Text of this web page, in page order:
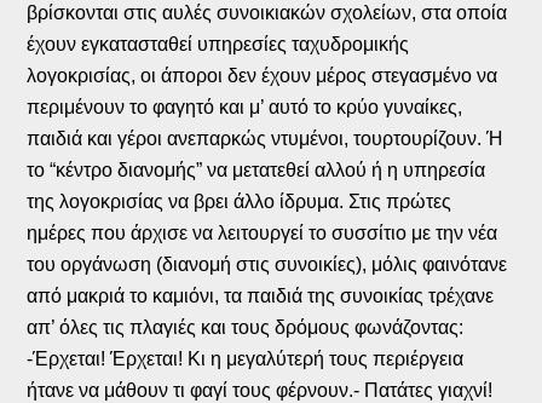
βρίσκονται στις αυλές συνοικιακών σχολείων, στα οποία
έχουν εγκατασταθεί υπηρεσίες ταχυδρομικής
λογοκρισίας, οι άποροι δεν έχουν μέρος στεγασμένο να
περιμένουν το φαγητό και μ’ αυτό το κρύο γυναίκες,
παιδιά και γέροι ανεπαρκώς ντυμένοι, τουρτουρίζουν. Ή
το “κέντρο διανομής” να μετατεθεί αλλού ή η υπηρεσία
της λογοκρισίας να βρει άλλο ίδρυμα. Στις πρώτες
ημέρες που άρχισε να λειτουργεί το συσσίτιο με την νέα
του οργάνωση (διανομή στις συνοικίες), μόλις φαινότανε
από μακριά το καμιόνι, τα παιδιά της συνοικίας τρέχανε
απ’ όλες τις πλαγιές και τους δρόμους φωνάζοντας:
-Έρχεται! Έρχεται! Κι η μεγαλύτερή τους περιέργεια
ήτανε να μάθουν τι φαγί τους φέρνουν.- Πατάτες γιαχνί!